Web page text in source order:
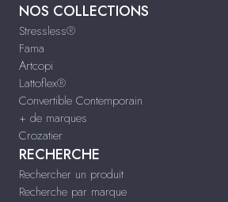
NOS COLLECTIONS
Stressless®
Fama
Artcopi
Lattoflex®
Convertible Contemporain
+ de marques
Crozatier
RECHERCHE
Rechercher un produit
Recherche par marque